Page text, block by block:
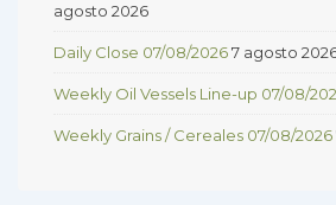
agosto 2026
Daily Close 07/08/20267 agosto
Weekly Oil Vessels Line-up 07/08/
Weekly Grains / Cereales 07/08/2026